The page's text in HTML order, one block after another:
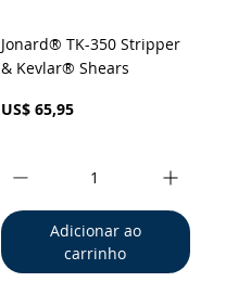
Visualização rápida
Jonard® TK-350 Stripper
& Kevlar® Shears
Preço
US$ 65,95
Adicionar ao
carrinho